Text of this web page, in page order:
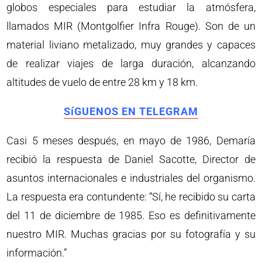
globos especiales para estudiar la atmósfera,
llamados MIR (Montgolfier Infra Rouge). Son de un
material liviano metalizado, muy grandes y capaces
de realizar viajes de larga duración, alcanzando
altitudes de vuelo de entre 28 km y 18 km.
SíGUENOS EN TELEGRAM
Casi 5 meses después, en mayo de 1986, Demaría
recibió la respuesta de Daniel Sacotte, Director de
asuntos internacionales e industriales del organismo.
La respuesta era contundente: “Sí, he recibido su carta
del 11 de diciembre de 1985. Eso es definitivamente
nuestro MIR. Muchas gracias por su fotografía y su
información.”